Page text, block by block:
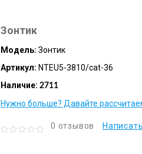
Зонтик
Модель: Зонтик
Артикул: NTEU5-3810/cat-36
Наличие: 2711
Нужно больше? Давайте
0 отзывов